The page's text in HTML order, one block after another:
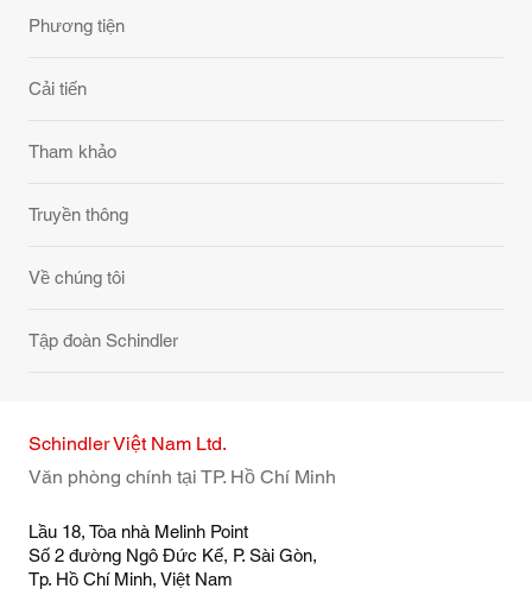
Phương tiện
Cải tiến
Tham khảo
Truyền thông
Về chúng tôi
Tập đoàn Schindler
Schindler Việt Nam Ltd.
Văn phòng chính tại TP. Hồ Chí Minh
Lầu 18, Tòa nhà Melinh Point
Số 2 đường Ngô Đức Kế, P. Sài Gòn,
Tp. Hồ Chí Minh, Việt Nam